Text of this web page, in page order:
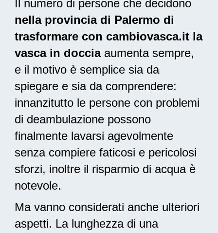
Il numero di persone che decidono
nella provincia di Palermo di
trasformare con cambiovasca.it la
vasca in docciaaumenta sempre,
e il motivo è semplice sia da
spiegare e sia da comprendere:
innanzitutto le persone con problemi
di deambulazione possono
finalmente lavarsi agevolmente
senza compiere faticosi e pericolosi
sforzi, inoltre il risparmio di acqua è
notevole.
Ma vanno considerati anche ulteriori
aspetti. La lunghezza di una